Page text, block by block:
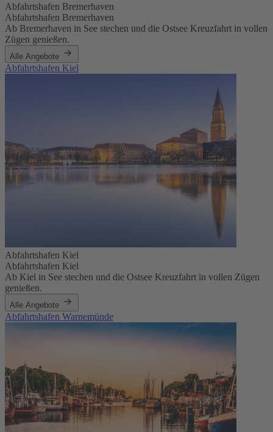
Abfahrtshafen Bremerhaven
Abfahrtshafen Bremerhaven
Ab Bremerhaven in See stechen und die Ostsee Kreuzfahrt in vollen
Zügen genießen.
Alle Angebote
Abfahrtshafen Kiel
Abfahrtshafen Kiel
Abfahrtshafen Kiel
Ab Kiel in See stechen und die Ostsee Kreuzfahrt in vollen Zügen
genießen.
Alle Angebote
Abfahrtshafen Warnemünde